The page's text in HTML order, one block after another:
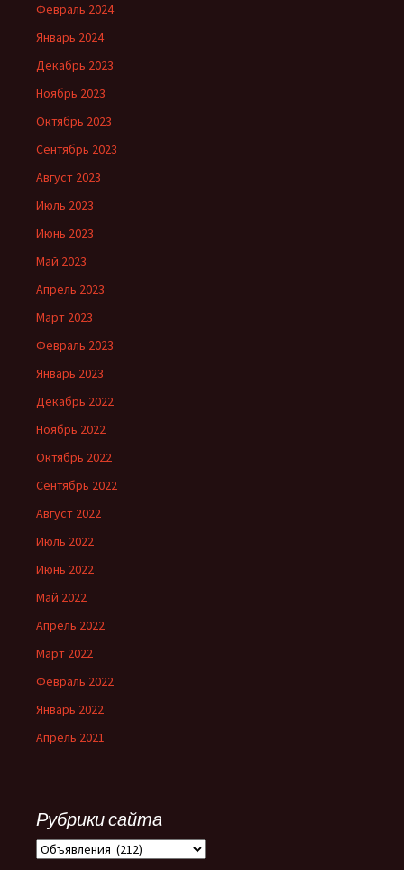
Февраль 2024
Январь 2024
Декабрь 2023
Ноябрь 2023
Октябрь 2023
Сентябрь 2023
Август 2023
Июль 2023
Июнь 2023
Май 2023
Апрель 2023
Март 2023
Февраль 2023
Январь 2023
Декабрь 2022
Ноябрь 2022
Октябрь 2022
Сентябрь 2022
Август 2022
Июль 2022
Июнь 2022
Май 2022
Апрель 2022
Март 2022
Февраль 2022
Январь 2022
Апрель 2021
Рубрики сайта
Рубрики